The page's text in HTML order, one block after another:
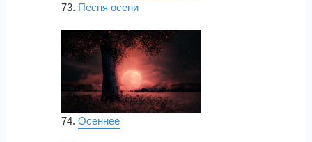
73. Песня осени
74. Осеннее